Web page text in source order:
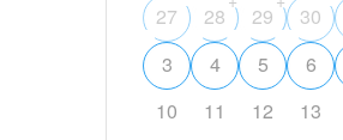
27
28 29 30
3
4 5 6
10
11 12 13